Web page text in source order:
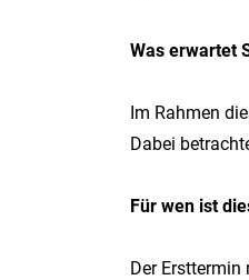
Was erwartet
Im Rahmen
Dabei
Für wen ist
Der